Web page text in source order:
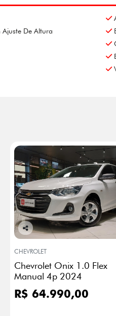
De Altura
Co
arti
lhe
CHEVROLET
Chevrolet Onix 1.0 Flex
Manual 4p 2024
R$ 64.990,00